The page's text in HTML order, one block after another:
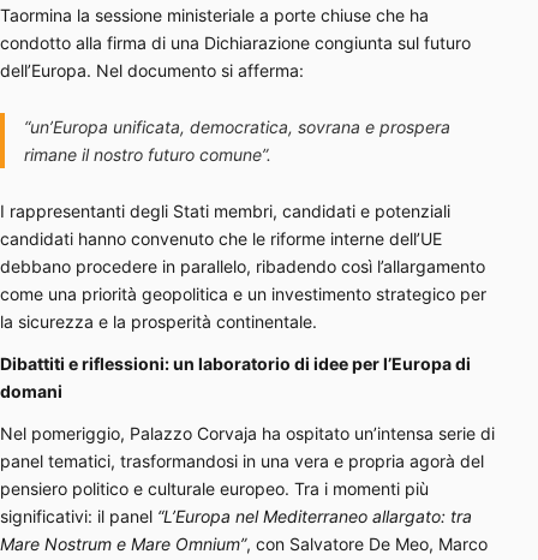
Taormina la sessione ministeriale a porte chiuse che ha
condotto alla firma di una Dichiarazione congiunta sul futuro
dell’Europa. Nel documento si afferma:
“un’Europa unificata, democratica, sovrana e prospera
rimane il nostro futuro comune”.
I rappresentanti degli Stati membri, candidati e potenziali
candidati hanno convenuto che le riforme interne dell’UE
debbano procedere in parallelo, ribadendo così l’allargamento
come una priorità geopolitica e un investimento strategico per
la sicurezza e la prosperità continentale.
Dibattiti e riflessioni: un laboratorio di idee per l’Europa di
domani
Nel pomeriggio, Palazzo Corvaja ha ospitato un’intensa serie di
panel tematici, trasformandosi in una vera e propria agorà del
pensiero politico e culturale europeo. Tra i momenti più
significativi: il panel “L’Europa nel Mediterraneo allargato: tra
Mare Nostrum e Mare Omnium”, con Salvatore De Meo, Marco